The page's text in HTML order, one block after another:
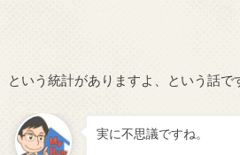
という統計がありますよ、という話で
実に不思議ですね。